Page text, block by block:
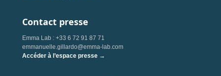
Contact presse
Emma Lab : +33 6 72 91 87 71
emmanuelle.gillardo@emma-lab.com
Accéder à l’espace presse →